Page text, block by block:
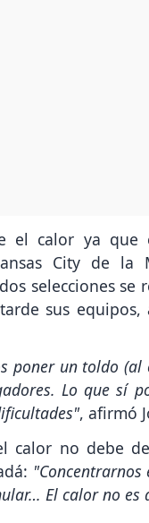
el calor ya que
City de
selecciones
sus
poner un toldo
Lo que sí
, afirmó
calor no debe
El calor no es